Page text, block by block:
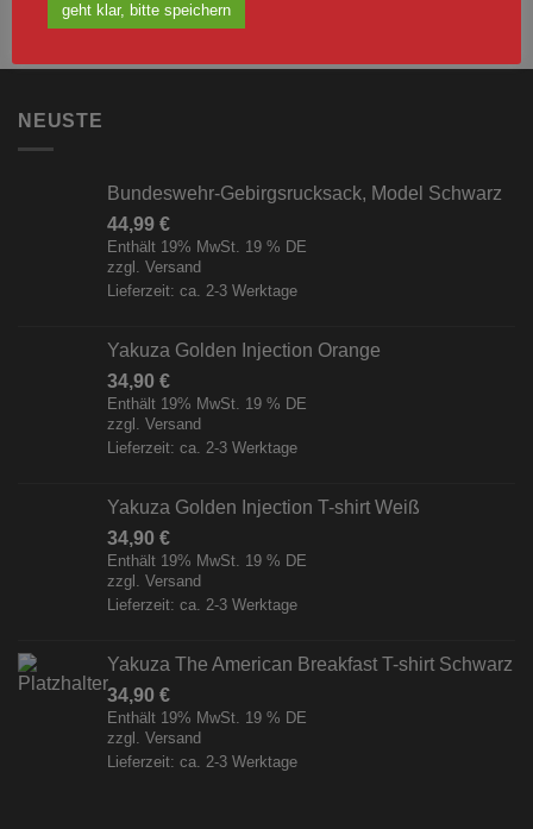
NEUSTE
Bundeswehr-Gebirgsrucksack, Model Schwarz
44,99 €
Enthält 19% MwSt. 19 % DE
zzgl. Versand
Lieferzeit: ca. 2-3 Werktage
Yakuza Golden Injection Orange
34,90 €
Enthält 19% MwSt. 19 % DE
zzgl. Versand
Lieferzeit: ca. 2-3 Werktage
Yakuza Golden Injection T-shirt Weiß
34,90 €
Enthält 19% MwSt. 19 % DE
zzgl. Versand
Lieferzeit: ca. 2-3 Werktage
Yakuza The American Breakfast T-shirt Schwarz
34,90 €
Enthält 19% MwSt. 19 % DE
zzgl. Versand
Lieferzeit: ca. 2-3 Werktage
geht klar, bitte speichern